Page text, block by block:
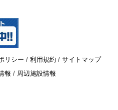
リシー / 利用規約 / サイトマップ
報 / 周辺施設情報